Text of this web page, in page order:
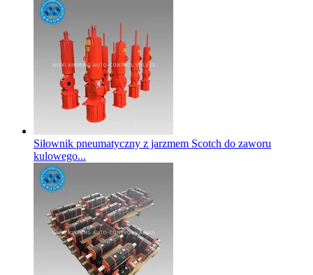
Siłownik pneumatyczny z jarzmem Scotch do zaworu
kulowego...